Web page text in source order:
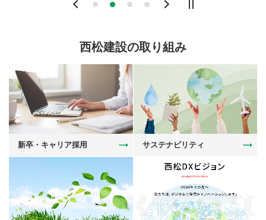
西松建設の取り組み
新卒・キャリア採用 サステナビリティ